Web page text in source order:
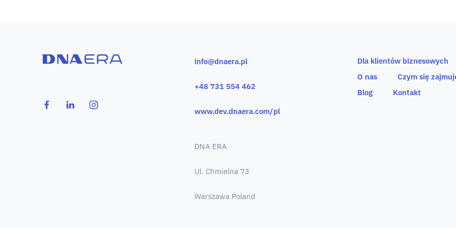
info@dnaera.pl
+48 731 554 462
www.dev.dnaera.com/pl
DNA ERA
Ul. Chmielna 73
Warszawa Poland
Dla klientów biznesowych
O nas
Czym się
Blog
Kontakt